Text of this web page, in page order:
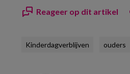
Reageer op dit artikel
Kinderdagverblijven ouders